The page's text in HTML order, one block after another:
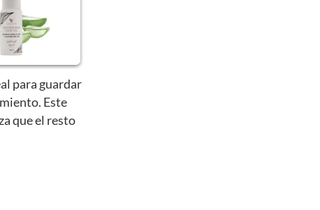
para guardar
Este
que el resto